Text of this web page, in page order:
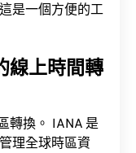
是一個方便的工
線上時間轉
轉換。 IANA 是
理全球時區資